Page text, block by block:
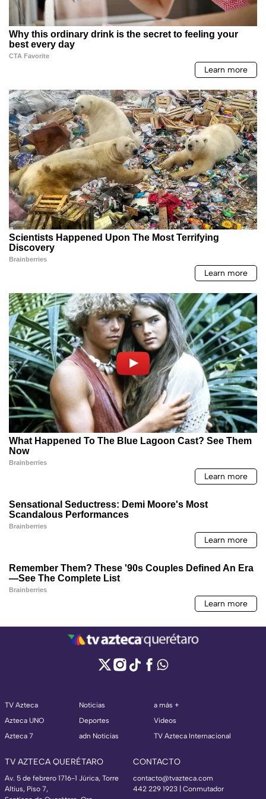
TV Azteca
Azteca UNO
Azteca 7
Noticias
Deportes
adn Noticias
a más +
Videos
TV Azteca Internacional
TV AZTECA QUERÉTARO
Av. 5 de febrero 1716-1 Júrica, Torre
Altius, Piso 7,
CONTACTO
contacto@tvazteca.com
442 229 1923 | Conmutador